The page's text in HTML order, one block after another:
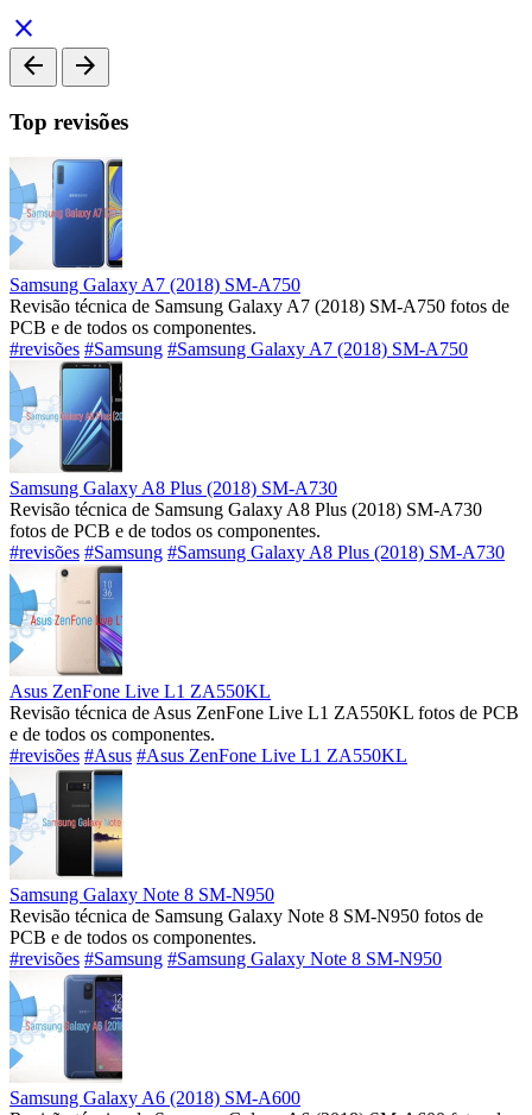
close
arrow_back
arrow_forward
Top revisões
Samsung Galaxy A7 (2018) SM-A750
Revisão técnica de Samsung Galaxy A7 (2018) SM-A750 fotos de
PCB e de todos os componentes.
#revisões #Samsung #Samsung Galaxy A7 (2018) SM-A750
Samsung Galaxy A8 Plus (2018) SM-A730
Revisão técnica de Samsung Galaxy A8 Plus (2018) SM-A730
fotos de PCB e de todos os componentes.
#revisões #Samsung #Samsung Galaxy A8 Plus (2018) SM-A730
Asus ZenFone Live L1 ZA550KL
Revisão técnica de Asus ZenFone Live L1 ZA550KL fotos de PCB
e de todos os componentes.
#revisões #Asus #Asus ZenFone Live L1 ZA550KL
Samsung Galaxy Note 8 SM-N950
Revisão técnica de Samsung Galaxy Note 8 SM-N950 fotos de
PCB e de todos os componentes.
#revisões #Samsung #Samsung Galaxy Note 8 SM-N950
Samsung Galaxy A6 (2018) SM-A600